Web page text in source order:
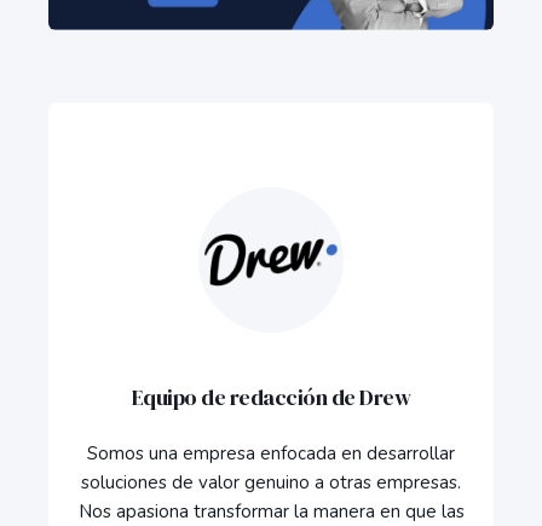
Equipo de redacción de Drew
Somos una empresa enfocada en desarrollar
soluciones de valor genuino a otras empresas.
Nos apasiona transformar la manera en que las